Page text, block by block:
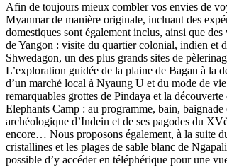
Afin de toujours mieux combler vos envies de
Myanmar de manière originale, incluant des
domestiques sont également inclus, ainsi que
de Yangon : visite du quartier colonial, indien et
Shwedagon, un des plus grands sites de
L’exploration guidée de la plaine de Bagan à la
d’un marché local à Nyaung U et du mode de
remarquables grottes de Pindaya et la
Elephants Camp : au programme, bain,
archéologique d’Indein et de ses pagodes du
encore… Nous proposons également, à la suite
cristallines et les plages de sable blanc de
possible d’y accéder en téléphérique pour une